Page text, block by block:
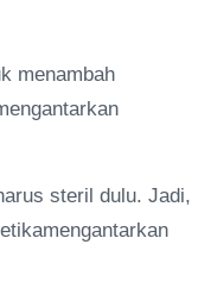
menambah
steril dulu. Jadi,